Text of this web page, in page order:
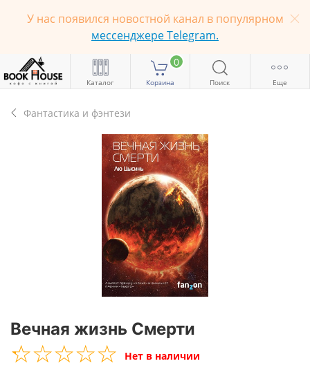
У нас появился новостной канал в популярном
мессенджере Telegram.
Каталог
0
Корзина Поиск Еще
Фантастика и фэнтези
Вечная жизнь Смерти
☆☆☆☆☆
★★★★★ Нет в наличии